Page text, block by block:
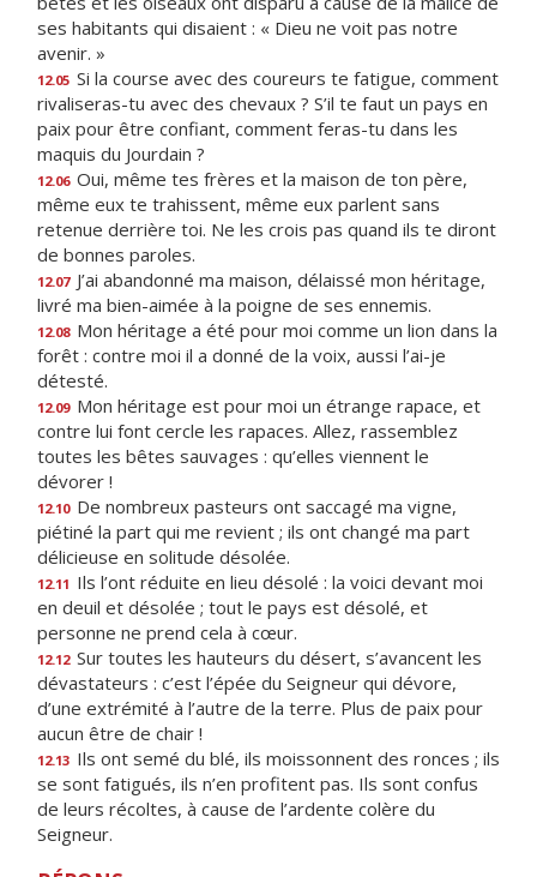
ses habitants qui disaient : « Dieu ne voit pas notre
avenir. »
12.05 Si la course avec des coureurs te fatigue, comment
rivaliseras-tu avec des chevaux ? S’il te faut un pays en
paix pour être confiant, comment feras-tu dans les
maquis du Jourdain ?
12.06 Oui, même tes frères et la maison de ton père,
même eux te trahissent, même eux parlent sans
retenue derrière toi. Ne les crois pas quand ils te diront
de bonnes paroles.
12.07 J’ai abandonné ma maison, délaissé mon héritage,
livré ma bien-aimée à la poigne de ses ennemis.
12.08 Mon héritage a été pour moi comme un lion dans la
forêt : contre moi il a donné de la voix, aussi l’ai-je
détesté.
12.09 Mon héritage est pour moi un étrange rapace, et
contre lui font cercle les rapaces. Allez, rassemblez
toutes les bêtes sauvages : qu’elles viennent le
dévorer !
12.10 De nombreux pasteurs ont saccagé ma vigne,
piétiné la part qui me revient ; ils ont changé ma part
délicieuse en solitude désolée.
12.11 Ils l’ont réduite en lieu désolé : la voici devant moi
en deuil et désolée ; tout le pays est désolé, et
personne ne prend cela à cœur.
12.12 Sur toutes les hauteurs du désert, s’avancent les
dévastateurs : c’est l’épée du Seigneur qui dévore,
d’une extrémité à l’autre de la terre. Plus de paix pour
aucun être de chair !
12.13 Ils ont semé du blé, ils moissonnent des ronces ; ils
se sont fatigués, ils n’en profitent pas. Ils sont confus
de leurs récoltes, à cause de l’ardente colère du
Seigneur.